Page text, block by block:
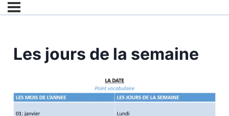
Les jours de la semaine